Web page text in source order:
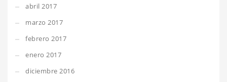
abril 2017
marzo 2017
febrero 2017
enero 2017
diciembre 2016